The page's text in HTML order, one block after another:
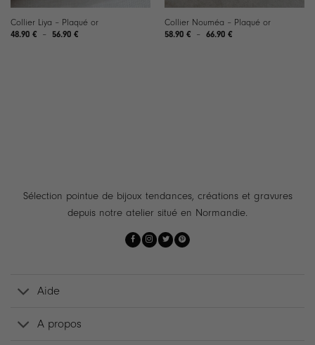
Collier Liya – Plaqué or
48.90 € – 56.90 €Plage
Collier Nouméa – Plaqué or
58.90 € – 66.90 €Plage
Sélection pointue de bijoux tendances, créations et gravures
depuis notre atelier situé en Normandie.
Aide
A propos